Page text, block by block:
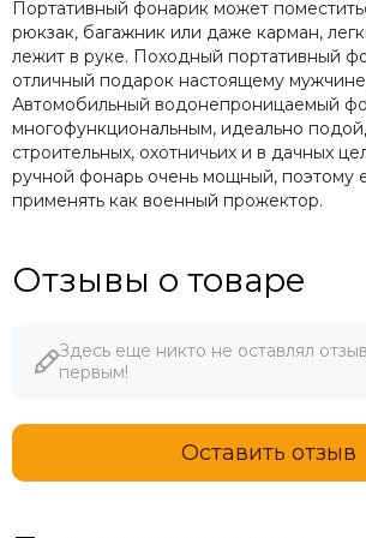
Портативный фонарик может
рюкзак, багажник или даже карман,
лежит в руке. Походный портативный
отличный подарок настоящему
Автомобильный водонепроницаемый
многофункциональным, идеально
строительных, охотничьих и в дачных
ручной фонарь очень мощный, поэтому
применять как военный прожектор.
Отзывы о товаре
Здесь еще никто не оставлял
первым!
Оставить отзыв